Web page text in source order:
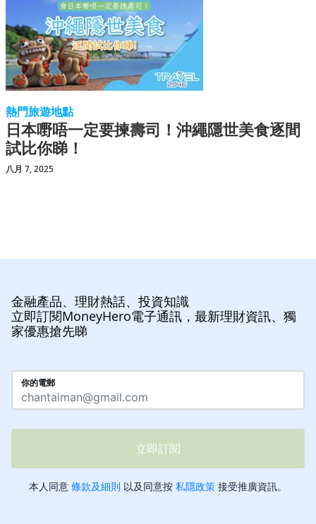
熱門旅遊地點
日本嘢唔一定要揀壽司！沖繩隱世美食逐間
試比你睇！
八月 7, 2025
金融產品、理財熱話、投資知識
立即訂閱MoneyHero電子通訊，最新理財資訊、獨
家優惠搶先睇